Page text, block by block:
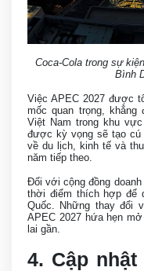
Coca-Cola trong sự
Bình
Việc APEC 2027 được
mốc quan trọng,
Việt Nam trong khu
được kỳ vọng sẽ tạo cú
về du lịch, kinh tế và
năm tiếp theo.
Đối với cộng đồng
thời điểm thích hợp để
Quốc. Những thay đổi
APEC 2027 hứa hẹn
lai gần.
4. Cập